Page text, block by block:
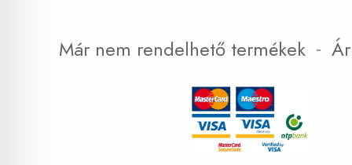
Már nem rendelhető termékek -